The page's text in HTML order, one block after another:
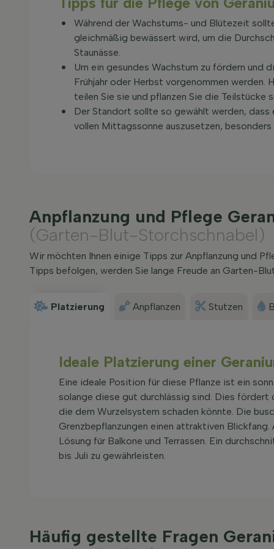
Während der Wachstums- und Blütezeit
gleichmäßig bewässert wird, um die
Staunässe.
Um ein gesundes Wachstum zu fördern und
Frühjahr oder Herbst vorgenommen werden.
teilen Sie sie und pflanzen Sie die Teilstücke
Der Standort sollte so gewählt werden,
vollen Mittagssonne auszusetzen, besonders
Anpflanzung und Pflege
(Garten-Blut-Storchschnabel)
Wir möchten Ihnen einige Tipps zur Anpflanzung und
Tipps befolgen, werden Sie lange Freude an Garten-
Platzierung Anpflanzen Stutzen
Ideale Platzierung einer
Eine ideale Position für diese Pflanze ist ein
solange diese gut durchlässig sind. Dies
die dem Wurzelsystem schaden könnte. Die
Grenzbepflanzungen einen attraktiven
Lösung für Balkone und Terrassen. Ein
bis Juli zu gewährleisten.
Häufig gestellte Fragen